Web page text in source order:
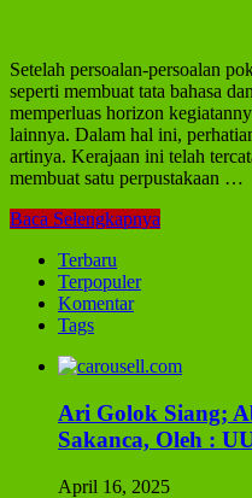
Setelah persoalan-persoalan
seperti membuat tata bahasa
memperluas horizon
lainnya. Dalam hal ini,
artinya. Kerajaan ini telah
membuat satu perpustakaan …
Baca Selengkapnya
Terbaru
Terpopuler
Komentar
Tags
Ari Golok Siang;
Sakanca, Oleh :
April 16, 2025